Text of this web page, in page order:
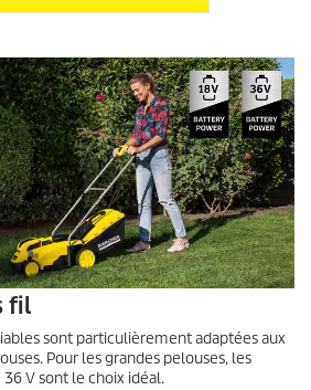
fil
sont particulièrement adaptées aux
Pour les grandes pelouses, les
V sont le choix idéal.